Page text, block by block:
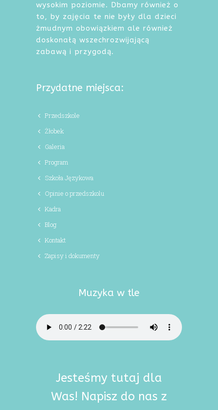
wysokim poziomie. Dbamy również o
to, by zajęcia te nie były dla dzieci
żmudnym obowiązkiem ale również
doskonałą wszechrozwijającą
zabawą i przygodą.
Przydatne miejsca:
Przedszkole
Żłobek
Galeria
Program
Szkoła Językowa
Opinie o przedszkolu
Kadra
Blog
Kontakt
Zapisy i dokumenty
Muzyka w tle
Jesteśmy tutaj dla
Was! Napisz do nas z